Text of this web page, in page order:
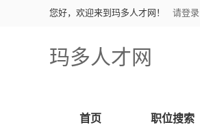
您好，欢迎来到玛多人才网！ 请登录
玛多人才网
首页 职位搜索